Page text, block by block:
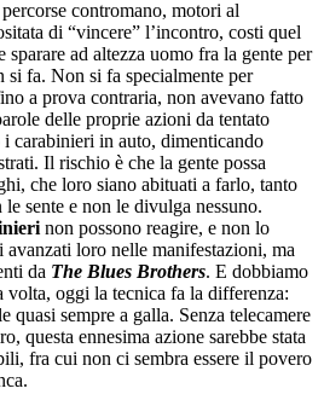
contromano, motori al
di “vincere” l’incontro, costi quel
ad altezza uomo fra la gente per
si fa. Non si fa specialmente per
a prova contraria, non avevano fatto
delle proprie azioni da tentato
carabinieri in auto, dimenticando
Il rischio è che la gente possa
che loro siano abituati a farlo, tanto
sente e non le divulga nessuno.
non possono reagire, e non lo
loro nelle manifestazioni, ma
da The Blues Brothers. E dobbiamo
volta, oggi la tecnica fa la differenza:
quasi sempre a galla. Senza telecamere
questa ennesima azione sarebbe stata
fra cui non ci sembra essere il povero